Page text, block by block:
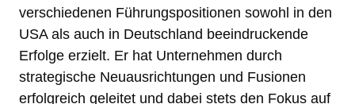
verschiedenen Führungspositionen sowohl in den
USA als auch in Deutschland beeindruckende
Erfolge erzielt. Er hat Unternehmen durch
strategische Neuausrichtungen und Fusionen
erfolgreich geleitet und dabei stets den Fokus auf